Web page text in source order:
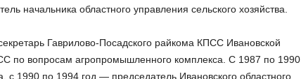
начальника областного управления сельского хозяйства.
Гаврилово-Посадского райкома КПСС Ивановской
по вопросам агропромышленного комплекса. С 1987 по 1990
с 1990 по 1994 год — председатель Ивановского областного